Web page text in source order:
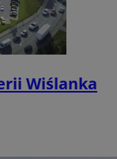
Wiślanka